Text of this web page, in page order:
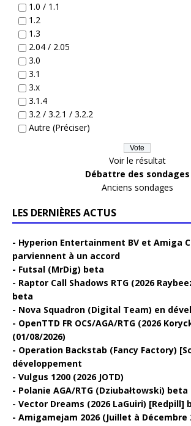
1.0 / 1.1
1.2
1.3
2.04 / 2.05
3.0
3.1
3.x
3.1.4
3.2 / 3.2.1 / 3.2.2
Autre (Préciser)
Voir le résultat
Débattre des sondages
Anciens sondages
LES DERNIÈRES ACTUS
Hyperion Entertainment BV et Amiga
parviennent à un accord
Futsal (MrDig) beta
Raptor Call Shadows RTG (2026
beta
Nova Squadron (Digital Team) en
OpenTTD FR OCS/AGA/RTG (2026
(01/08/2026)
Operation Backstab (Fancy Factory)
développement
Vulgus 1200 (2026 JOTD)
Polanie AGA/RTG (Dziubałtowski) beta
Vector Dreams (2026 LaGuiri) [Redpill]
Amigamejam 2026 (Juillet à Décembre